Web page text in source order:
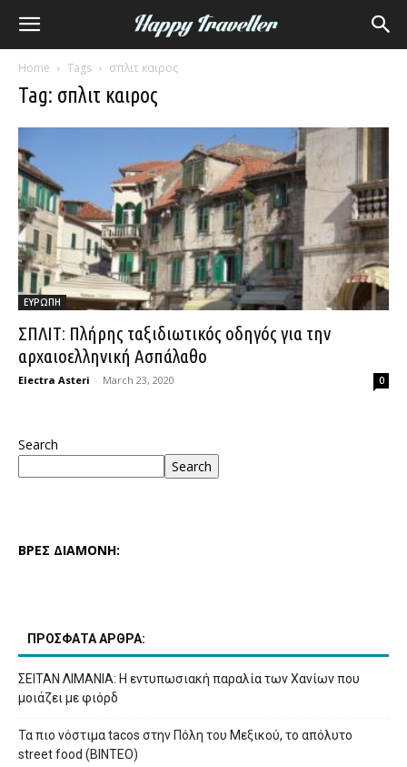
Home Tags σπλιτ καιρος
Tag: σπλιτ καιρος
ΕΥΡΩΠΗ
ΣΠΛΙΤ: Πλήρης ταξιδιωτικός οδηγός για την
αρχαιοελληνική Ασπάλαθο
Electra Asteri - March 23, 2020 0
Search
Search
ΒΡΕΣ ΔΙΑΜΟΝΗ:
ΠΡΟΣΦΑΤΑ ΑΡΘΡΑ:
ΣΕΙΤΑΝ ΛΙΜΑΝΙΑ: Η εντυπωσιακή παραλία των Χανίων που
μοιάζει με φιόρδ
Τα πιο νόστιμα tacos στην Πόλη του Μεξικού, το απόλυτο
street food (ΒΙΝΤΕΟ)